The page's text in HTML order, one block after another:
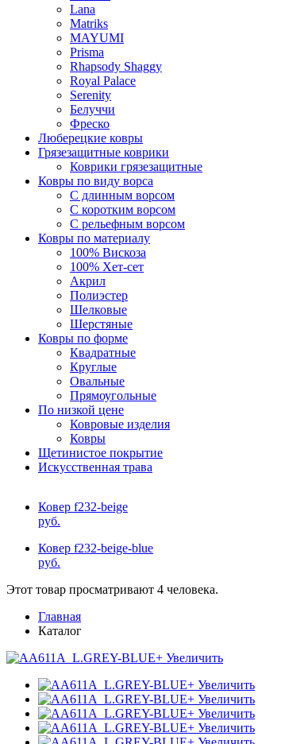
Lana
Matriks
MAYUMI
Prisma
Rhapsody Shaggy
Royal Palace
Serenity
Белуччи
Фреско
Люберецкие ковры
Грязезащитные коврики
Коврики грязезащитные
Ковры по виду ворса
С длинным ворсом
С коротким ворсом
С рельефным ворсом
Ковры по материалу
100% Вискоза
100% Хет-сет
Акрил
Полиэстер
Шелковые
Шерстяные
Ковры по форме
Квадратные
Круглые
Овальные
Прямоугольные
По низкой цене
Ковровые изделия
Ковры
Щетинистое покрытие
Искусственная трава
Ковер f232-beige
руб.
Ковер f232-beige-blue
руб.
Этот товар просматривают 4 человека.
Главная
Каталог
+ Увеличить
+ Увеличить
+ Увеличить
+ Увеличить
+ Увеличить